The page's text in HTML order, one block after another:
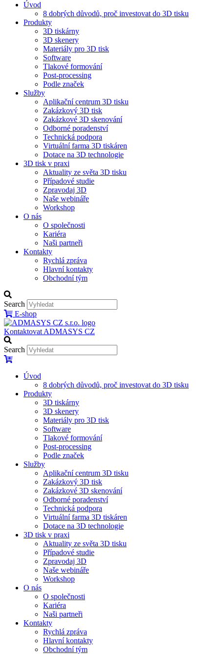
Úvod
8 dobrých důvodů, proč investovat do 3D tisku​
Produkty
3D tiskárny
3D skenery
Materiály pro 3D tisk
Software
Tlakové formování
Post-processing
Podle značek
Služby
Aplikační centrum 3D tisku
Zakázkový 3D tisk
Zakázkové 3D skenování
Odborné poradenství
Technická podpora
Virtuální farma 3D tiskáren
Dotace na 3D technologie
3D tisk v praxi
Aktuality ze světa 3D tisku
Případové studie
Zpravodaj 3D
Naše webináře
Workshop
O nás
O společnosti
Kariéra
Naši partneři
Kontakty
Rychlá zpráva
Hlavní kontakty
Obchodní tým
Search
E-shop
Kontaktovat ADMASYS CZ
Search
Úvod
8 dobrých důvodů, proč investovat do 3D tisku​
Produkty
3D tiskárny
3D skenery
Materiály pro 3D tisk
Software
Tlakové formování
Post-processing
Podle značek
Služby
Aplikační centrum 3D tisku
Zakázkový 3D tisk
Zakázkové 3D skenování
Odborné poradenství
Technická podpora
Virtuální farma 3D tiskáren
Dotace na 3D technologie
3D tisk v praxi
Aktuality ze světa 3D tisku
Případové studie
Zpravodaj 3D
Naše webináře
Workshop
O nás
O společnosti
Kariéra
Naši partneři
Kontakty
Rychlá zpráva
Hlavní kontakty
Obchodní tým